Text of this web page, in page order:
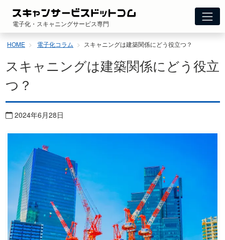
プ
電子化・スキャニングサービス専門
HOME 電子化コラム スキャニングは建築関係にどう役立つ？
スキャニングは建築関係にどう役立
つ？
2024年6月28日